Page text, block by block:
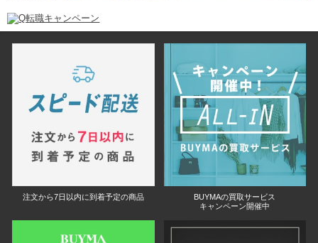
注文から7日以内に到着予定の商品
BUYMAの買取サービス
キャンペーン開催中